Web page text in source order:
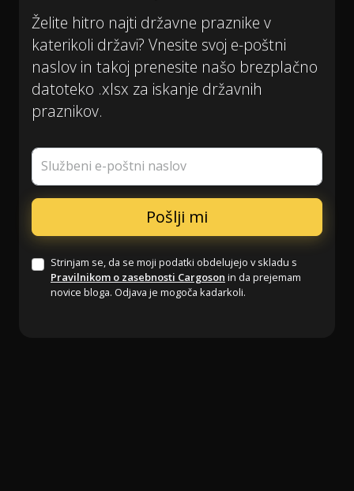
Želite hitro najti državne praznike v
katerikoli državi? Vnesite svoj e-poštni
naslov in takoj prenesite našo brezplačno
datoteko .xlsx za iskanje državnih
praznikov.
Službeni e-poštni naslov
Strinjam se, da se moji podatki obdelujejo v skladu s
Pravilnikom o zasebnosti Cargoson in da prejemam
novice bloga. Odjava je mogoča kadarkoli.